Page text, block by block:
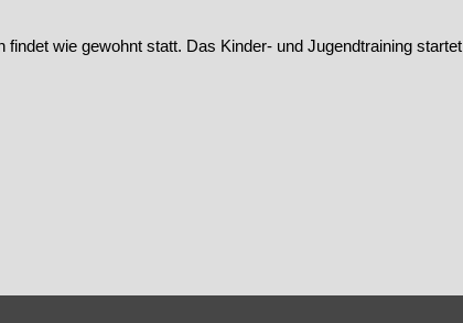
findet wie gewohnt statt. Das Kinder- und Jugendtraining startet